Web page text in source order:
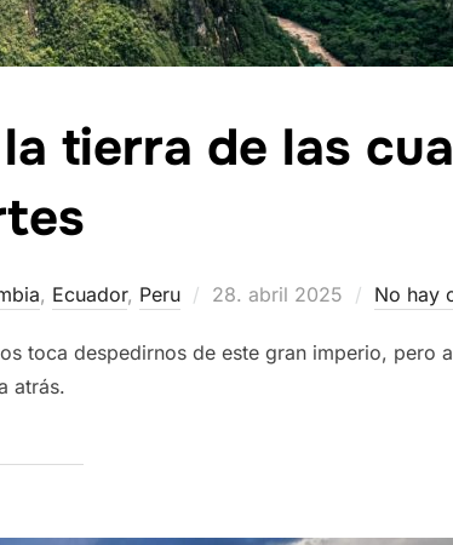
tierra de las
, Ecuador, Peru
Publicado
28. abril 2025 No hay
toca despedirnos de este gran imperio, pero
atrás.